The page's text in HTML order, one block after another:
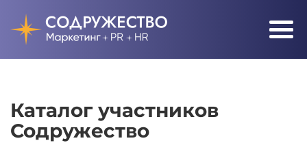
Каталог участников
Содружество